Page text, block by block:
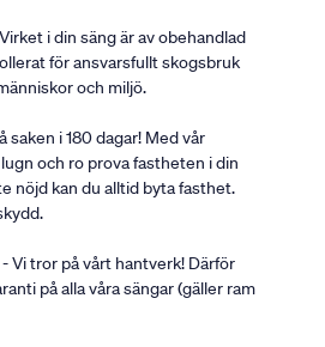
i din säng är av obehandlad
för ansvarsfullt skogsbruk
och miljö.
saken i 180 dagar! Med vår
och ro prova fastheten i din
nöjd kan du alltid byta fasthet.
- Vi tror på vårt hantverk! Därför
på alla våra sängar (gäller ram